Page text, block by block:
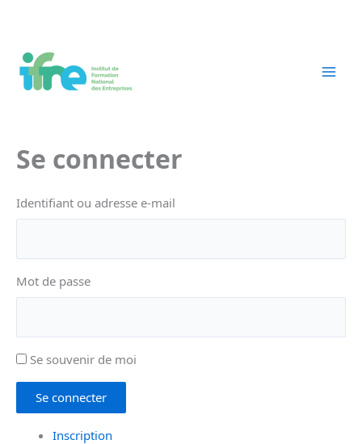
contenu
Se connecter
Identifiant ou adresse e-mail
Mot de passe
Se souvenir de moi
Se connecter
Inscription